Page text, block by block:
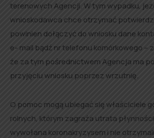
terenowych Agencji. W tym wypadku,
wnioskodawca chce otrzymać
powinien dołączyć do wniosku dane
e- mail bądź nr telefonu komórkowego –
że za tym pośrednictwem Agencja ma
przyjęciu wniosku poprzez wrzutnię.
O pomoc mogą ubiegać się właściciele
rolnych, którym zagraża utrata
wywołana koronakryzysem i nie